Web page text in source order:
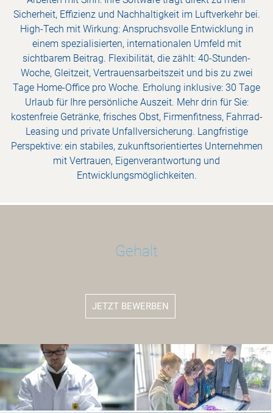
Sicherheit, Effizienz und Nachhaltigkeit im Luftverkehr bei.
High-Tech mit Wirkung: Anspruchsvolle Entwicklung in
einem spezialisierten, internationalen Umfeld mit
sichtbarem Beitrag. Flexibilität, die zählt: 40-Stunden-
Woche, Gleitzeit, Vertrauensarbeitszeit und bis zu zwei
Tage Home-Office pro Woche. Erholung inklusive: 30 Tage
Urlaub für Ihre persönliche Auszeit. Mehr drin für Sie:
kostenfreie Getränke, frisches Obst, Firmenfitness, Fahrrad-
Leasing und private Unfallversicherung. Langfristige
Perspektive: ein stabiles, zukunftsorientiertes Unternehmen
mit Vertrauen, Eigenverantwortung und
Entwicklungsmöglichkeiten.
Gehalt
JETZT BEWERBEN